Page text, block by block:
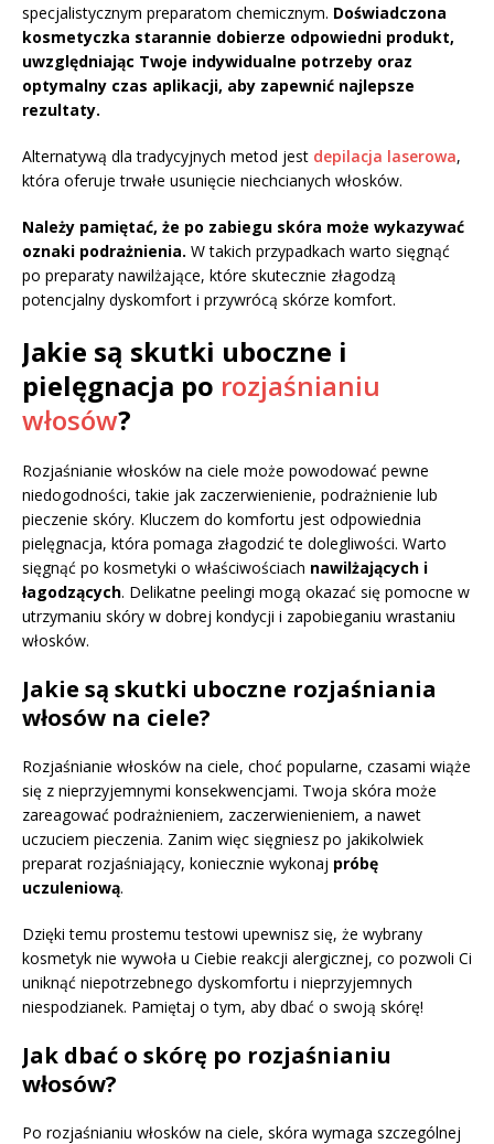
specjalistycznym preparatom chemicznym. Doświadczona
kosmetyczka starannie dobierze odpowiedni produkt,
uwzględniając Twoje indywidualne potrzeby oraz
optymalny czas aplikacji, aby zapewnić najlepsze
rezultaty.
Alternatywą dla tradycyjnych metod jest depilacja laserowa,
która oferuje trwałe usunięcie niechcianych włosków.
Należy pamiętać, że po zabiegu skóra może wykazywać
oznaki podrażnienia. W takich przypadkach warto sięgnąć
po preparaty nawilżające, które skutecznie złagodzą
potencjalny dyskomfort i przywrócą skórze komfort.
Jakie są skutki uboczne i
pielęgnacja po rozjaśnianiu
włosów?
Rozjaśnianie włosków na ciele może powodować pewne
niedogodności, takie jak zaczerwienienie, podrażnienie lub
pieczenie skóry. Kluczem do komfortu jest odpowiednia
pielęgnacja, która pomaga złagodzić te dolegliwości. Warto
sięgnąć po kosmetyki o właściwościach nawilżających i
łagodzących. Delikatne peelingi mogą okazać się pomocne w
utrzymaniu skóry w dobrej kondycji i zapobieganiu wrastaniu
włosków.
Jakie są skutki uboczne rozjaśniania
włosów na ciele?
Rozjaśnianie włosków na ciele, choć popularne, czasami wiąże
się z nieprzyjemnymi konsekwencjami. Twoja skóra może
zareagować podrażnieniem, zaczerwienieniem, a nawet
uczuciem pieczenia. Zanim więc sięgniesz po jakikolwiek
preparat rozjaśniający, koniecznie wykonaj próbę
uczuleniową.
Dzięki temu prostemu testowi upewnisz się, że wybrany
kosmetyk nie wywoła u Ciebie reakcji alergicznej, co pozwoli Ci
uniknąć niepotrzebnego dyskomfortu i nieprzyjemnych
niespodzianek. Pamiętaj o tym, aby dbać o swoją skórę!
Jak dbać o skórę po rozjaśnianiu
włosów?
Po rozjaśnianiu włosków na ciele, skóra wymaga szczególnej